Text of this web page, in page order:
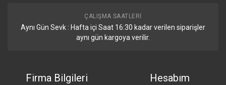
ÇALIŞMA SAATLERI
Aynı Gün Sevk : Hafta içi Saat 16:30 kadar verilen siparişler
aynı gün kargoya verilir.
Firma Bilgileri Hesabım